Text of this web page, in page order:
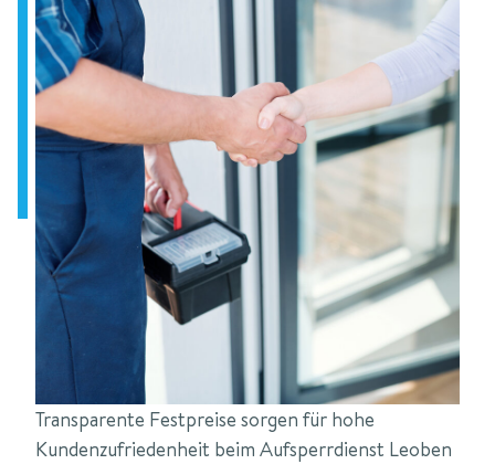
Transparente Festpreise sorgen für hohe
Kundenzufriedenheit beim Aufsperrdienst Leoben